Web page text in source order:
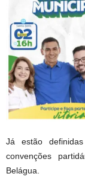
Já estão
convenções
Belágua.